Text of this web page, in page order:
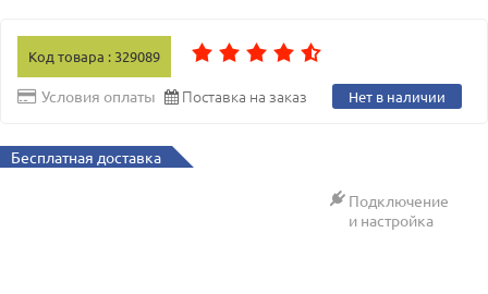
Код товара : 329089
Условия оплаты Поставка на заказ Нет в наличии
Бесплатная доставка
Подключение
и настройка